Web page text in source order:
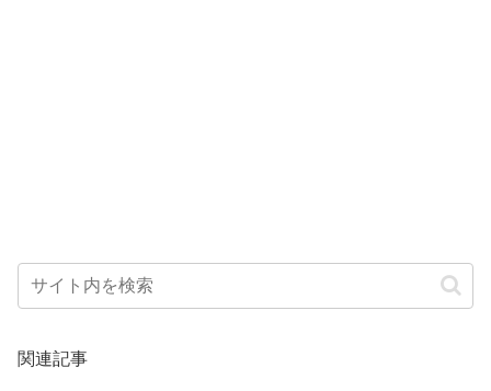
関連記事